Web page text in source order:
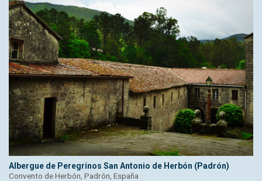
Albergue de Peregrinos San Antonio de Herbón (Padrón)
Convento de Herbón, Padrón, España